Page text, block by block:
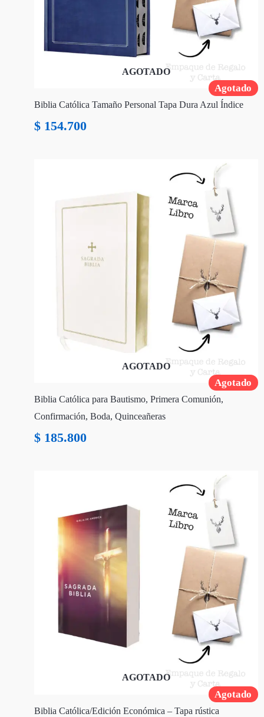
Agotado
AGOTADO
Biblia Católica Tamaño Personal Tapa Dura Azul Índice
$ 154.700
Agotado
AGOTADO
Biblia Católica para Bautismo, Primera Comunión,
Confirmación, Boda, Quinceañeras
$ 185.800
Agotado
AGOTADO
Biblia Católica/Edición Económica – Tapa rústica